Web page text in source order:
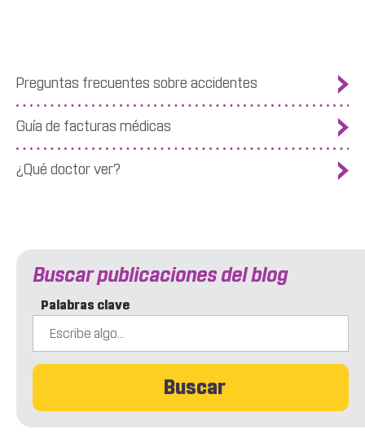
Preguntas frecuentes sobre accidentes
Guía de facturas médicas
¿Qué doctor ver?
Buscar publicaciones del blog
Palabras clave
Buscar